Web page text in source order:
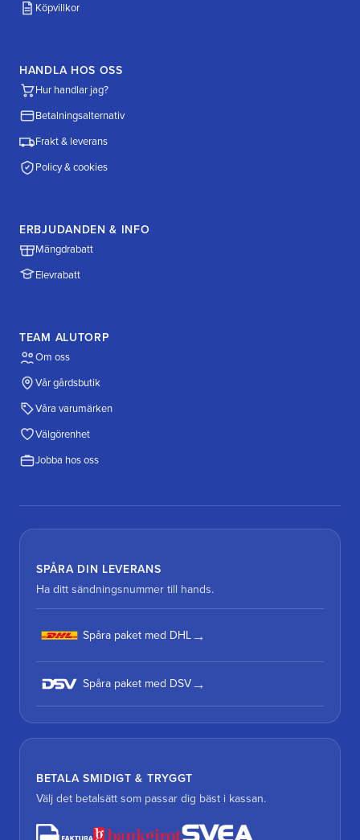
Köpvillkor
HANDLA HOS OSS
Hur handlar jag?
Betalningsalternativ
Frakt & leverans
Policy & cookies
ERBJUDANDEN & INFO
Mängdrabatt
Elevrabatt
TEAM ALUTORP
Om oss
Vår gårdsbutik
Våra varumärken
Välgörenhet
Jobba hos oss
SPÅRA DIN LEVERANS
Ha ditt sändningsnummer till hands.
Spåra paket med DHL
Spåra paket med DSV
BETALA SMIDIGT & TRYGGT
Välj det betalsätt som passar dig bäst i kassan.